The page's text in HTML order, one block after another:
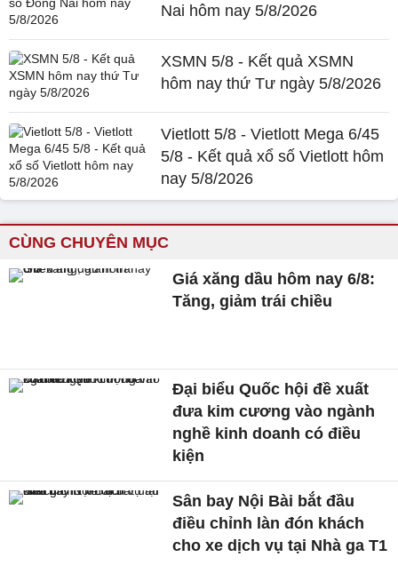
Nai hôm nay 5/8/2026
XSMN 5/8 - Kết quả XSMN
hôm nay thứ Tư ngày 5/8/2026
Vietlott 5/8 - Vietlott Mega 6/45
5/8 - Kết quả xổ số Vietlott hôm
nay 5/8/2026
CÙNG CHUYÊN MỤC
Giá xăng dầu hôm nay 6/8:
Tăng, giảm trái chiều
Đại biểu Quốc hội đề xuất
đưa kim cương vào ngành
nghề kinh doanh có điều
kiện
Sân bay Nội Bài bắt đầu
điều chỉnh làn đón khách
cho xe dịch vụ tại Nhà ga T1